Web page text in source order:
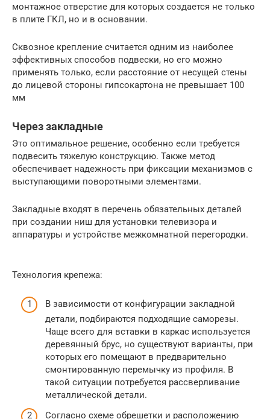
монтажное отверстие для которых создается не только
в плите ГКЛ, но и в основании.
Сквозное крепление считается одним из наиболее
эффективных способов подвески, но его можно
применять только, если расстояние от несущей стены
до лицевой стороны гипсокартона не превышает 100
мм
Через закладные
Это оптимальное решение, особенно если требуется
подвесить тяжелую конструкцию. Также метод
обеспечивает надежность при фиксации механизмов с
выступающими поворотными элементами.
Закладные входят в перечень обязательных деталей
при создании ниш для установки телевизора и
аппаратуры и устройстве межкомнатной перегородки.
Технология крепежа:
В зависимости от конфигурации закладной
детали, подбираются подходящие саморезы.
Чаще всего для вставки в каркас используется
деревянный брус, но существуют варианты, при
которых его помещают в предварительно
смонтированную перемычку из профиля. В
такой ситуации потребуется рассверливание
металлической детали.
Согласно схеме обрешетки и расположению